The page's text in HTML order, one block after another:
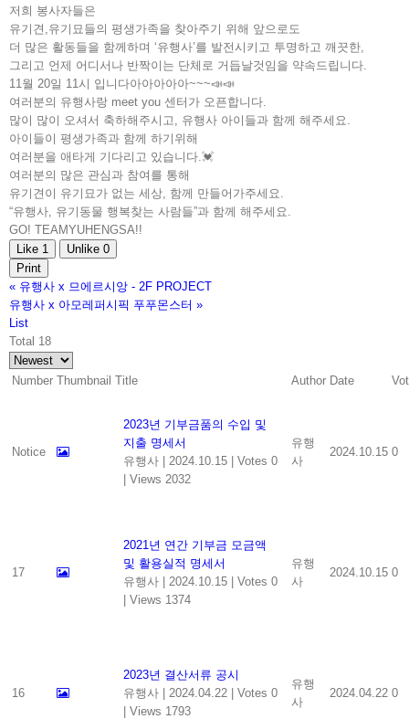
저희 봉사자들은
유기견,유기묘들의 평생가족을 찾아주기 위해 앞으로도
더 많은 활동들을 함께하며 ‘유행사’를 발전시키고 투명하고 깨끗한,
그리고 언제 어디서나 반짝이는 단체로 거듭날것임을 약속드립니다.
11월 20일 11시 입니다아아아아아~~~📣📣
여러분의 유행사랑 meet you 센터가 오픈합니다.
많이 많이 오셔서 축하해주시고, 유행사 아이들과 함께 해주세요.
아이들이 평생가족과 함께 하기위해
여러분을 애타게 기다리고 있습니다.💓
여러분의 많은 관심과 참여를 통해
유기견이 유기묘가 없는 세상, 함께 만들어가주세요.
“유행사, 유기동물 행복찾는 사람들”과 함께 해주세요.
GO! TEAMYUHENGSA!!
Like 1 Unlike 0
Print
« 유행사 x 므에르시앙 - 2F PROJECT
유행사 x 아모레퍼시픽 푸푸몬스터 »
List
Total 18
Number Thumbnail Title Author Date
Notice
2023년 기부금품의 수입 및
지출 명세서
유행사 | 2024.10.15 | Votes 0
| Views 2032
유행
사
2024.10.15 0
17
2021년 연간 기부금 모금액
및 활용실적 명세서
유행사 | 2024.10.15 | Votes 0
| Views 1374
유행
사
2024.10.15 0
16
2023년 결산서류 공시
유행사 | 2024.04.22 | Votes 0
| Views 1793
유행
사
2024.04.22 0